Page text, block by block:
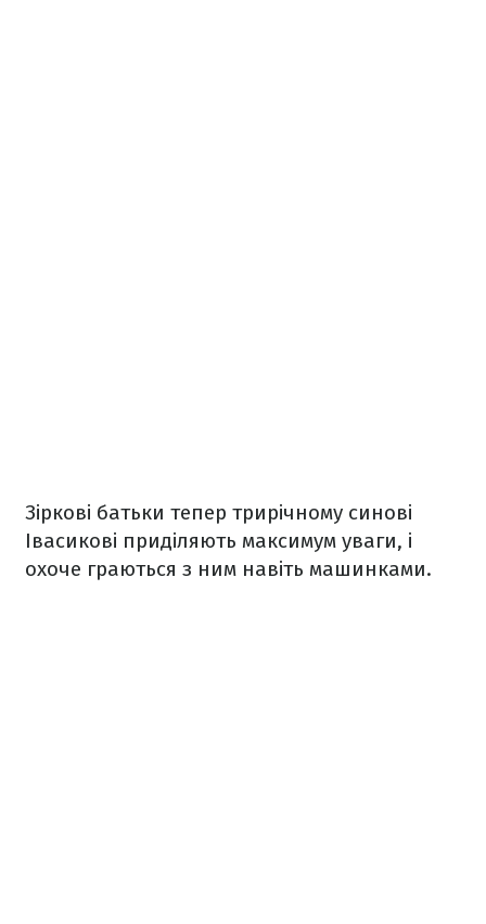
Зіркові батьки тепер трирічному синові
Івасикові приділяють максимум уваги, і
охоче граються з ним навіть машинками.